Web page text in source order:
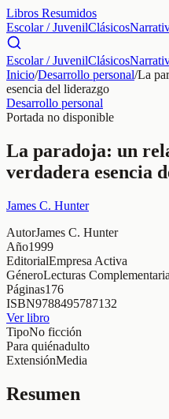
Libros Resumidos
Escolar / JuvenilClásicos
Escolar / JuvenilClásicos
Inicio/Desarrollo personal/La
esencia del liderazgo
Desarrollo personal
Portada no disponible
La paradoja: un
verdadera esencia
James C. Hunter
AutorJames C. Hunter
Año1999
EditorialEmpresa Activa
GéneroLecturas
Páginas176
ISBN9788495787132
Ver libro
TipoNo ficción
Para quiénadulto
ExtensiónMedia
Resumen